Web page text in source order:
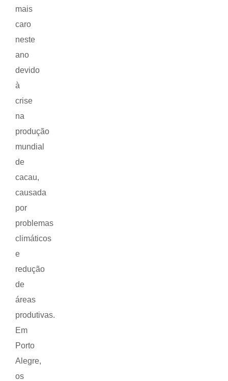
mais
caro
neste
ano
devido
à
crise
na
produção
mundial
de
cacau,
causada
por
problemas
climáticos
e
redução
de
áreas
produtivas.
Em
Porto
Alegre,
os